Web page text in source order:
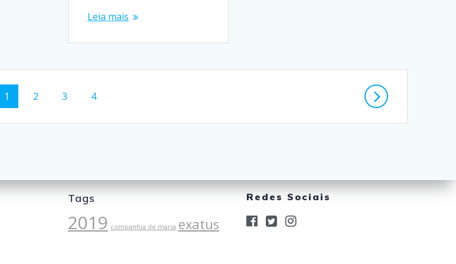
Leia mais
Página
1 Página
2 Página
3 Página
4
Tags
2019 companhia de maria exatus
Redes Sociais